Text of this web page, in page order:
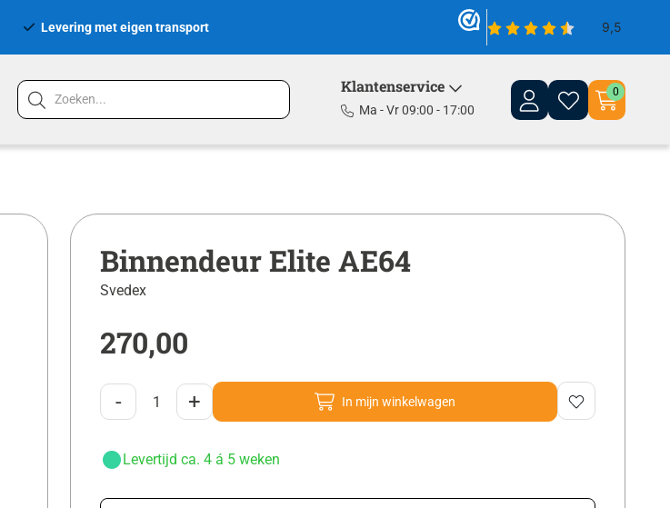
Levering met eigen transport
Klantenservice
Ma - Vr 09:00 - 17:00
0
Binnendeur Elite AE64
Svedex
270,00
- + In mijn winkelwagen
Levertijd ca. 4 á 5 weken